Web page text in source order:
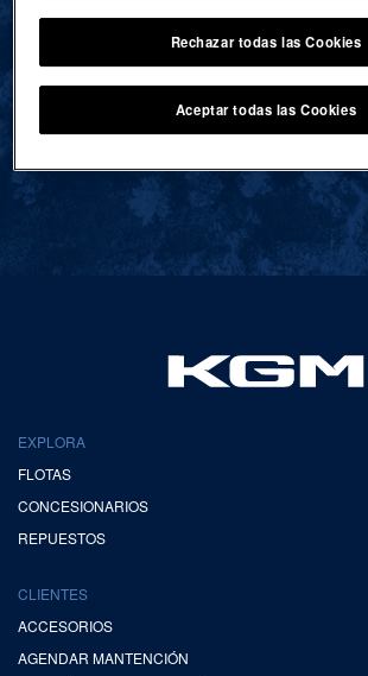
VOLVER AL INICIO
EXPLORA
FLOTAS
CONCESIONARIOS
REPUESTOS
CLIENTES
ACCESORIOS
AGENDAR MANTENCIÓN
Rechazar todas las Cookies
Aceptar todas las Cookies